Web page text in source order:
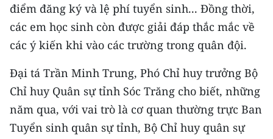
E-Magazine
Video
Media Chính trị
Media Kinh tế
Media Văn hóa
điểm đăng ký và lệ phí tuyển sinh... Đồng thời,
các em học sinh còn được giải đáp thắc mắc về
các ý kiến khi vào các trường trong quân đội.
Đại tá Trần Minh Trung, Phó Chỉ huy trưởng Bộ
Chỉ huy Quân sự tỉnh Sóc Trăng cho biết, những
năm qua, với vai trò là cơ quan thường trực Ban
Tuyển sinh quân sự tỉnh, Bộ Chỉ huy quân sự